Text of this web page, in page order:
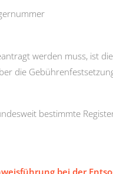
werden muss, ist
die
bestimmte
bei der